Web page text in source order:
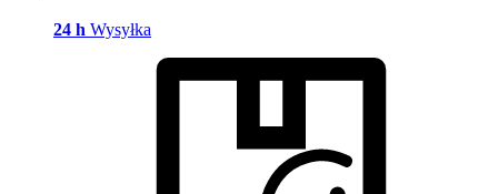
24 h Wysyłka